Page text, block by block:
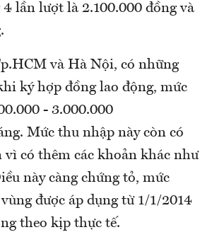
4 lần lượt là 2.100.000 đồng và
và Hà Nội, có những
ký hợp đồng lao động, mức
- 3.000.000
Mức thu nhập này còn có
vì có thêm các khoản khác như
này càng chứng tỏ, mức
được áp dụng từ 1/1/2014
theo kịp thực tế.